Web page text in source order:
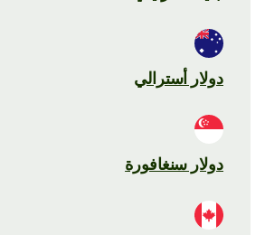
دولار أسترالي
دولار سنغافورة